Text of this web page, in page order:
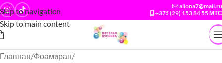
Skip to navigation
Skip to main content
aliona7@mail.ru
+375 (29) 153 84 55 МТС
Главная/Фоамиран/